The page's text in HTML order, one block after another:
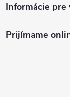
Informácie pre
Prijímame